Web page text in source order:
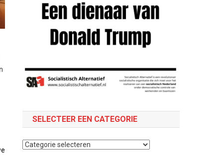
SELECTEER EEN CATEGORIE
Selecteer